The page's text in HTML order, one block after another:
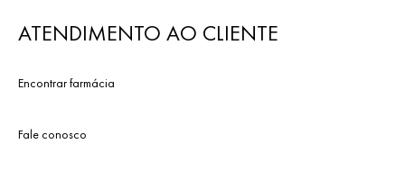
ATENDIMENTO AO CLIENTE
Encontrar farmácia
Fale conosco